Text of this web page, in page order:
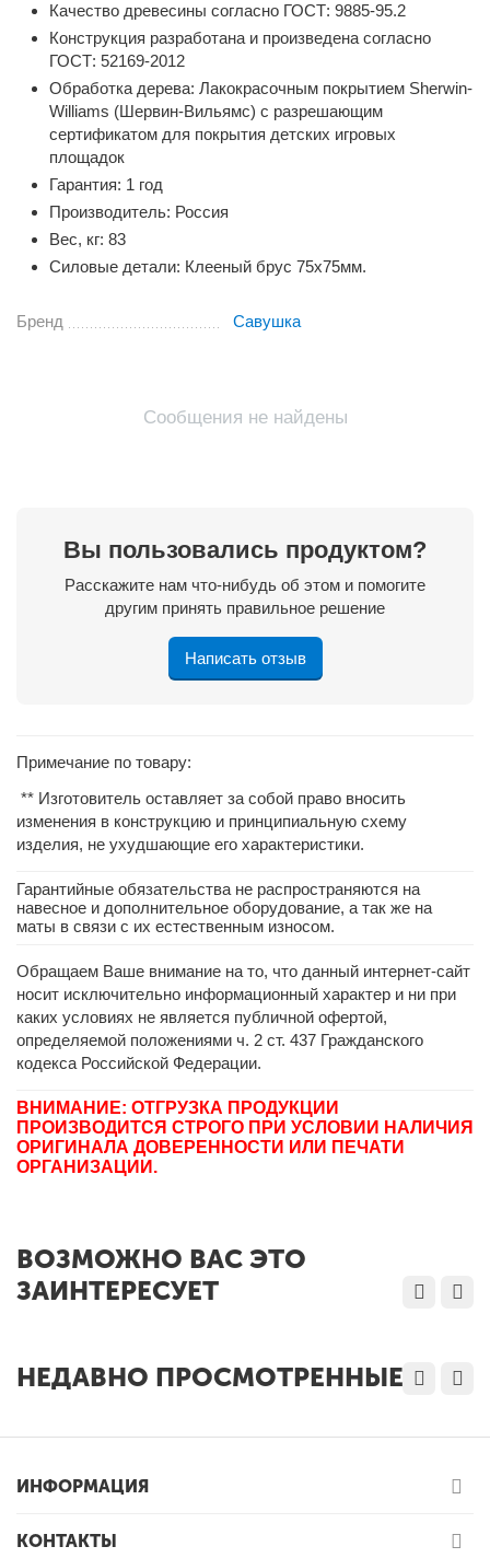
Качество древесины согласно ГОСТ: 9885-95.2
Конструкция разработана и произведена согласно
ГОСТ: 52169-2012
Обработка дерева: Лакокрасочным покрытием Sherwin-
Williams (Шервин-Вильямс) с разрешающим
сертификатом для покрытия детских игровых
площадок
Гарантия: 1 год
Производитель: Россия
Вес, кг: 83
Силовые детали: Клееный брус 75х75мм.
Бренд Савушка
Сообщения не найдены
Вы пользовались продуктом?
Расскажите нам что-нибудь об этом и помогите
другим принять правильное решение
Написать отзыв
Примечание по товару:
** Изготовитель оставляет за собой право вносить
изменения в конструкцию и принципиальную схему
изделия, не ухудшающие его характеристики.
Гарантийные обязательства не распространяются на
навесное и дополнительное оборудование, а так же на
маты в связи с их естественным износом.
Обращаем Ваше внимание на то, что данный интернет-сайт
носит исключительно информационный характер и ни при
каких условиях не является публичной офертой,
определяемой положениями ч. 2 ст. 437 Гражданского
кодекса Российской Федерации.
ВНИМАНИЕ: ОТГРУЗКА ПРОДУКЦИИ
ПРОИЗВОДИТСЯ СТРОГО ПРИ УСЛОВИИ НАЛИЧИЯ
ОРИГИНАЛА ДОВЕРЕННОСТИ ИЛИ ПЕЧАТИ
ОРГАНИЗАЦИИ.
ВОЗМОЖНО ВАС ЭТО
ЗАИНТЕРЕСУЕТ
НЕДАВНО ПРОСМОТРЕННЫЕ
ИНФОРМАЦИЯ
КОНТАКТЫ